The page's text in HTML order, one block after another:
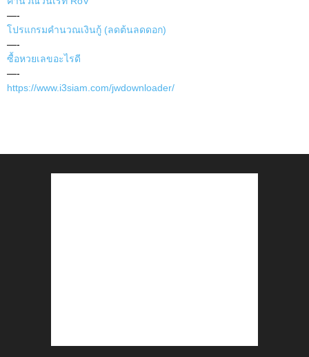
—-
โปรแกรมคำนวณเงินกู้ (ลดต้นลดดอก)
—-
ซื้อหวยเลขอะไรดี
—-
https://www.i3siam.com/jwdownloader/